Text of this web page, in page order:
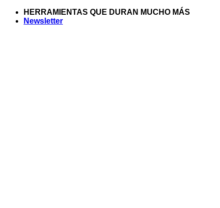
Saltar
HERRAMIENTAS QUE DURAN MUCHO MÁS
Newsletter